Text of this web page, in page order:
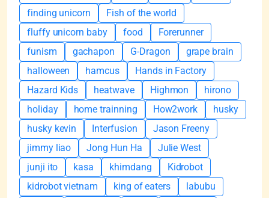
finding unicorn
Fish of the world
fluffy unicorn baby
food
Forerunner
funism
gachapon G-Dragon
grape brain
halloween
hamcus
Hands in Factory
Hazard Kids
heatwave Highmon
hirono
holiday
home trainning How2work
husky
husky kevin
Interfusion
Jason Freeny
jimmy liao
Jong Hun Ha
Julie West
junji ito
kasa khimdang
Kidrobot
kidrobot vietnam
king of eaters
labubu